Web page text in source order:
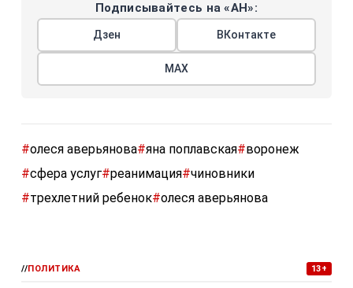
Подписывайтесь на «АН»:
Дзен ВКонтакте
МАХ
#олеся аверьянова#яна поплавская#воронеж
#сфера услуг#реанимация#чиновники
#трехлетний ребенок#олеся аверьянова
//ПОЛИТИКА 13+